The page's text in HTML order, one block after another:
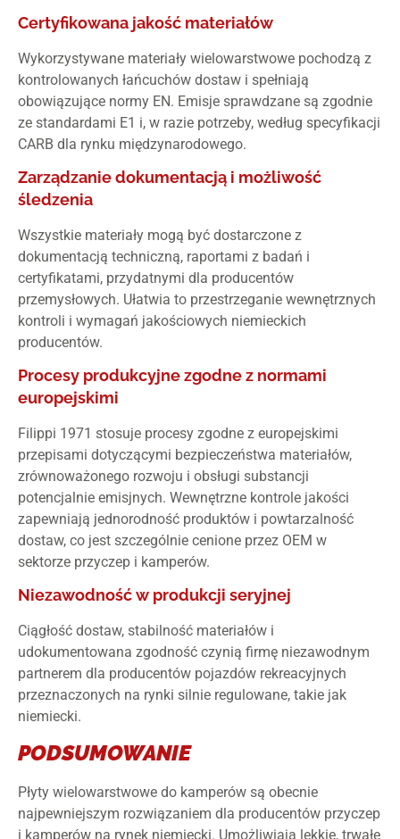
Certyfikowana jakość materiałów
Wykorzystywane materiały wielowarstwowe pochodzą z
kontrolowanych łańcuchów dostaw i spełniają
obowiązujące normy EN. Emisje sprawdzane są zgodnie
ze standardami E1 i, w razie potrzeby, według specyfikacji
CARB dla rynku międzynarodowego.
Zarządzanie dokumentacją i możliwość
śledzenia
Wszystkie materiały mogą być dostarczone z
dokumentacją techniczną, raportami z badań i
certyfikatami, przydatnymi dla producentów
przemysłowych. Ułatwia to przestrzeganie wewnętrznych
kontroli i wymagań jakościowych niemieckich
producentów.
Procesy produkcyjne zgodne z normami
europejskimi
Filippi 1971 stosuje procesy zgodne z europejskimi
przepisami dotyczącymi bezpieczeństwa materiałów,
zrównoważonego rozwoju i obsługi substancji
potencjalnie emisjnych. Wewnętrzne kontrole jakości
zapewniają jednorodność produktów i powtarzalność
dostaw, co jest szczególnie cenione przez OEM w
sektorze przyczep i kamperów.
Niezawodność w produkcji seryjnej
Ciągłość dostaw, stabilność materiałów i
udokumentowana zgodność czynią firmę niezawodnym
partnerem dla producentów pojazdów rekreacyjnych
przeznaczonych na rynki silnie regulowane, takie jak
niemiecki.
PODSUMOWANIE
Płyty wielowarstwowe do kamperów są obecnie
najpewniejszym rozwiązaniem dla producentów przyczep
i kamperów na rynek niemiecki. Umożliwiają lekkie, trwałe